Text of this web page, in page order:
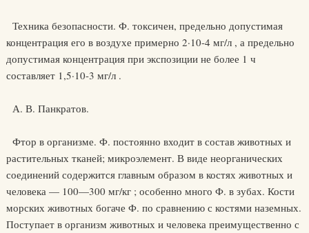
Техника безопасности. Ф. токсичен, предельно допустимая
концентрация его в воздухе примерно 2·10-4 мг/л , а предельно
допустимая концентрация при экспозиции не более 1 ч
составляет 1,5·10-3 мг/л .
А. В. Панкратов.
Фтор в организме. Ф. постоянно входит в состав животных и
растительных тканей; микроэлемент. В виде неорганических
соединений содержится главным образом в костях животных и
человека — 100—300 мг/кг ; особенно много Ф. в зубах. Кости
морских животных богаче Ф. по сравнению с костями наземных.
Поступает в организм животных и человека преимущественно с